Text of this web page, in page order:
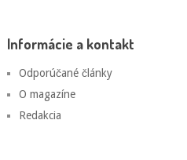
Informácie a kontakt
Odporúčané články
O magazíne
Redakcia